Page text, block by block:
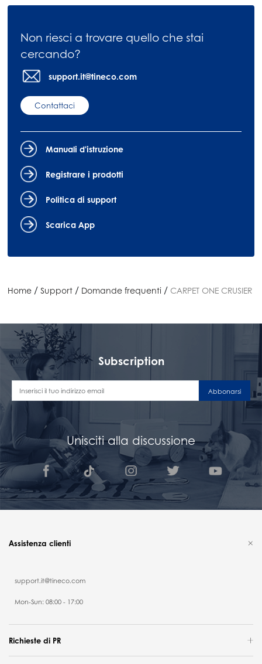
Non riesci a trovare quello che stai
cercando?
support.it@tineco.com
Contattaci
Manuali d'istruzione
Registrare i prodotti
Politica di support
Scarica App
Home / Support / Domande frequenti / CARPET ONE CRUSIER
Subscription
Abbonarsi
Unisciti alla discussione
Assistenza clienti
support.it@tineco.com
Mon-Sun: 08:00 - 17:00
Richieste di PR